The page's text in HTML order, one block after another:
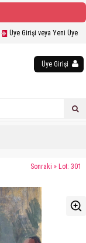
Üye Girişi veya Yeni Üye
Üye Girişi
Sonraki » Lot: 301